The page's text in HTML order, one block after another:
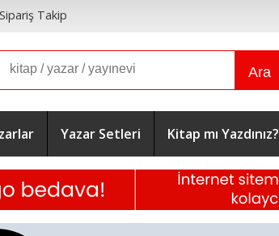
Sipariş Takip
Ara
Yazar Setleri Kitap mı Yazdınız?